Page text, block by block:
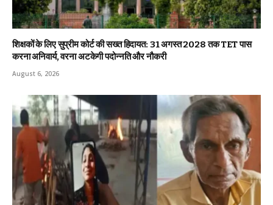
शिक्षकों के लिए सुप्रीम कोर्ट की सख्त हिदायत: 31 अगस्त 2028 तक TET पास
करना अनिवार्य, वरना अटकेगी पदोन्नति और नौकरी
August 6, 2026